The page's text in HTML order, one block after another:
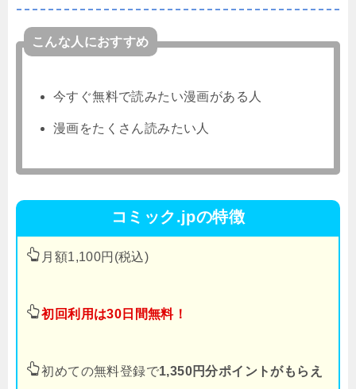
こんな人におすすめ
今すぐ無料で読みたい漫画がある人
漫画をたくさん読みたい人
コミック.jpの特徴
月額1,100円(税込)
初回利用は30日間無料！
初めての無料登録で1,350円分ポイントがもらえ